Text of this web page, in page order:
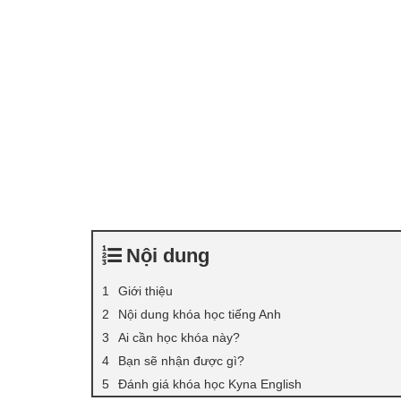
Nội dung
Giới thiệu
Nội dung khóa học tiếng Anh
Ai cần học khóa này?
Bạn sẽ nhận được gì?
Đánh giá khóa học Kyna English